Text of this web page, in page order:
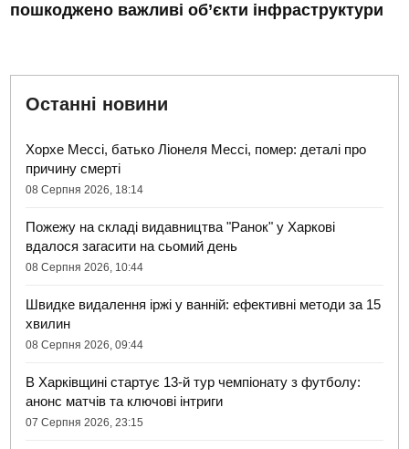
пошкоджено важливі об’єкти інфраструктури
Останні новини
Хорхе Мессі, батько Ліонеля Мессі, помер: деталі про
причину смерті
08 Серпня 2026, 18:14
Пожежу на складі видавництва "Ранок" у Харкові
вдалося загасити на сьомий день
08 Серпня 2026, 10:44
Швидке видалення іржі у ванній: ефективні методи за 15
хвилин
08 Серпня 2026, 09:44
В Харківщині стартує 13-й тур чемпіонату з футболу:
анонс матчів та ключові інтриги
07 Серпня 2026, 23:15